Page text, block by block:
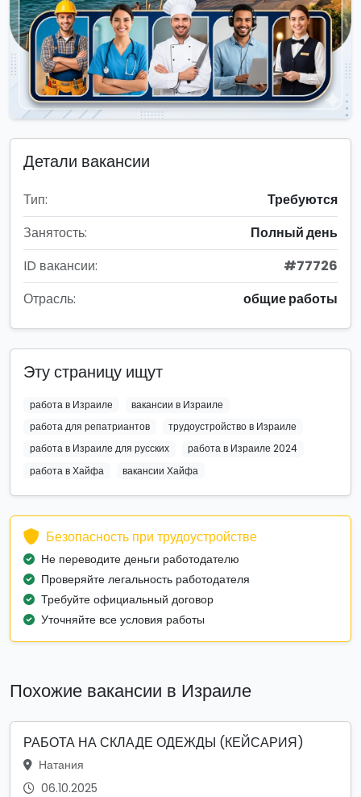
Детали вакансии
Тип:
Требуются
Занятость:
Полный день
ID вакансии:
#77726
Отрасль:
общие работы
Эту страницу ищут
работа в Израиле
вакансии в Израиле
работа для репатриантов
трудоустройство в Израиле
работа в Израиле для русских
работа в Израиле 2024
работа в Хайфа
вакансии Хайфа
Безопасность при трудоустройстве
Не переводите деньги работодателю
Проверяйте легальность работодателя
Требуйте официальный договор
Уточняйте все условия работы
Похожие вакансии в Израиле
РАБОТА НА СКЛАДЕ ОДЕЖДЫ (КЕЙСАРИЯ)
Натания
06.10.2025